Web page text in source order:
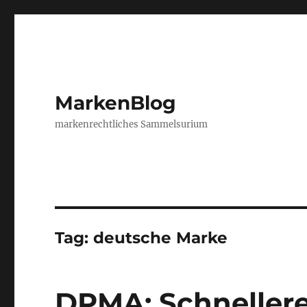
MarkenBlog
markenrechtliches Sammelsurium
Tag:deutsche Marke